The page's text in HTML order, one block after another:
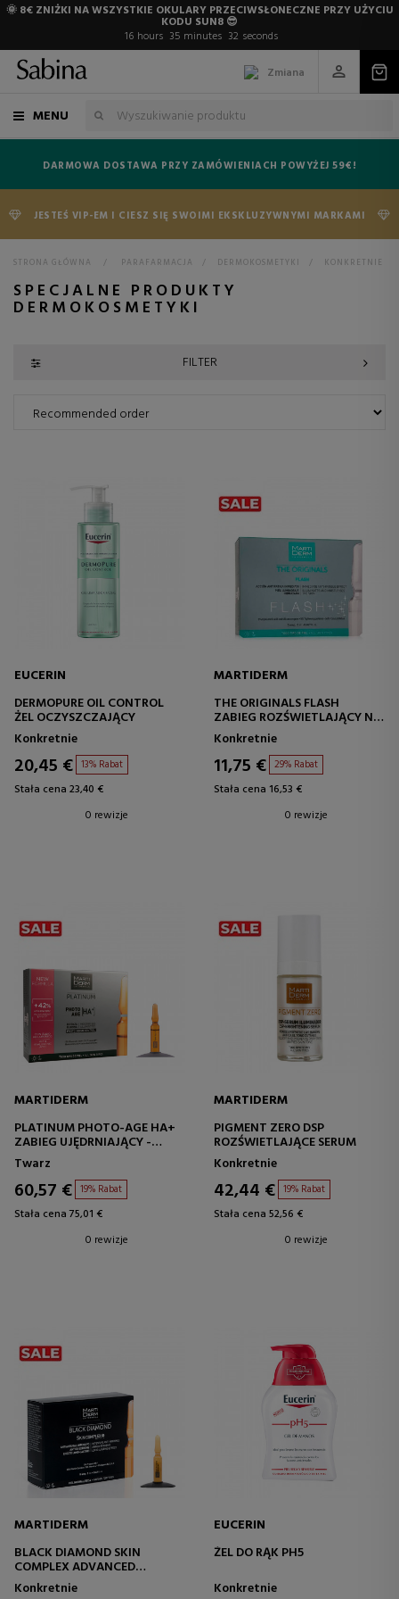
🌞 8€ ZNIŻKI NA WSZYSTKIE OKULARY PRZECIWSŁONECZNE PRZY UŻYCIU
KODU SUN8 😎
16 hours 35 minutes 32 seconds
Zmiana
MENU
DARMOWA DOSTAWA PRZY ZAMÓWIENIACH POWYŻEJ 59€!
JESTEŚ VIP-EM I CIESZ SIĘ SWOIMI EKSKLUZYWNYMI MARKAMI
STRONA GŁÓWNA > PARAFARMACJA > DERMOKOSMETYKI > KONKRETNIE
SPECJALNE PRODUKTY
DERMOKOSMETYKI
FILTER
EUCERIN
DERMOPURE OIL CONTROL
ŻEL OCZYSZCZAJĄCY
Konkretnie
20,45 € 13% Rabat
Stała cena 23,40 €
0 rewizje
MARTIDERM
THE ORIGINALS FLASH
ZABIEG ROZŚWIETLAJĄCY NA
TWARZ
Konkretnie
11,75 € 29% Rabat
Stała cena 16,53 €
0 rewizje
MARTIDERM
PLATINUM PHOTO-AGE HA+
ZABIEG UJĘDRNIAJĄCY -
ANTYOKSYDACYJNY
Twarz
60,57 € 19% Rabat
Stała cena 75,01 €
0 rewizje
MARTIDERM
PIGMENT ZERO DSP
ROZŚWIETLAJĄCE SERUM
Konkretnie
42,44 € 19% Rabat
Stała cena 52,56 €
0 rewizje
MARTIDERM
BLACK DIAMOND SKIN
COMPLEX ADVANCED
ZABIEG
Konkretnie
EUCERIN
ŻEL DO RĄK PH5
Konkretnie